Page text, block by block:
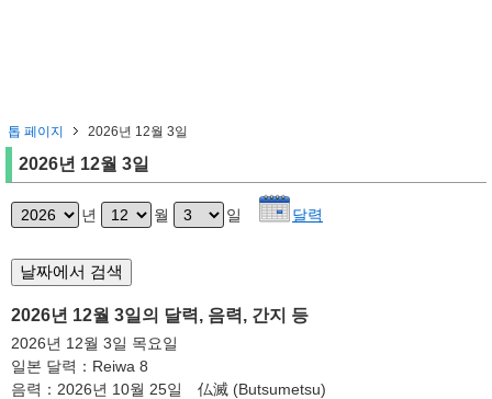
톱 페이지 2026년 12월 3일
2026년 12월 3일
년 월 일 달력
2026년 12월 3일의 달력, 음력, 간지 등
2026년 12월 3일 목요일
일본 달력：Reiwa 8
음력：2026년 10월 25일 仏滅 (Butsumetsu)